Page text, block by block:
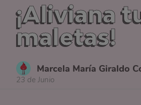
¡Aliviana
maletas!
Marcela María Giraldo
23 de Junio